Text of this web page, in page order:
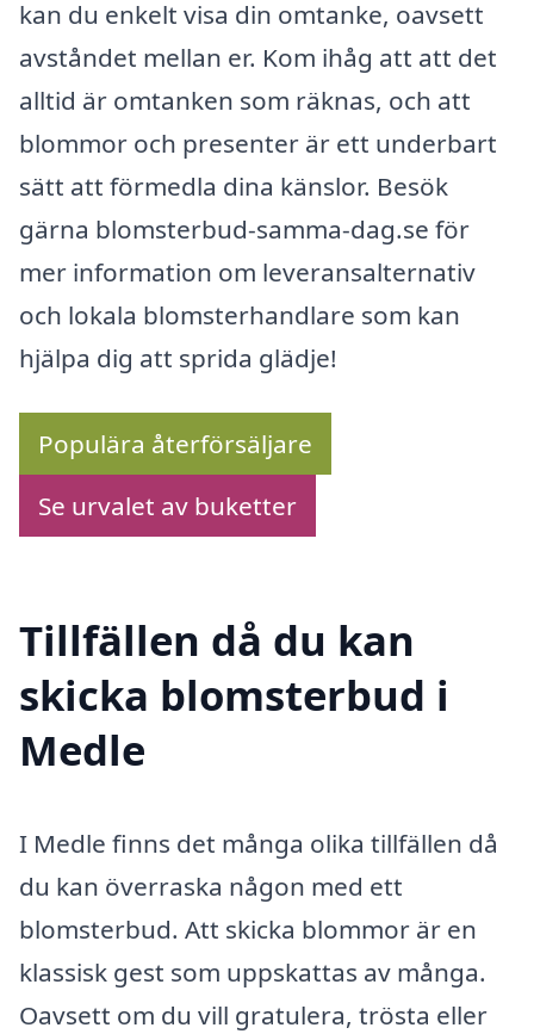
kan du enkelt visa din omtanke, oavsett
avståndet mellan er. Kom ihåg att att det
alltid är omtanken som räknas, och att
blommor och presenter är ett underbart
sätt att förmedla dina känslor. Besök
gärna blomsterbud-samma-dag.se för
mer information om leveransalternativ
och lokala blomsterhandlare som kan
hjälpa dig att sprida glädje!
Populära återförsäljare
Se urvalet av buketter
Tillfällen då du kan
skicka blomsterbud i
Medle
I Medle finns det många olika tillfällen då
du kan överraska någon med ett
blomsterbud. Att skicka blommor är en
klassisk gest som uppskattas av många.
Oavsett om du vill gratulera, trösta eller